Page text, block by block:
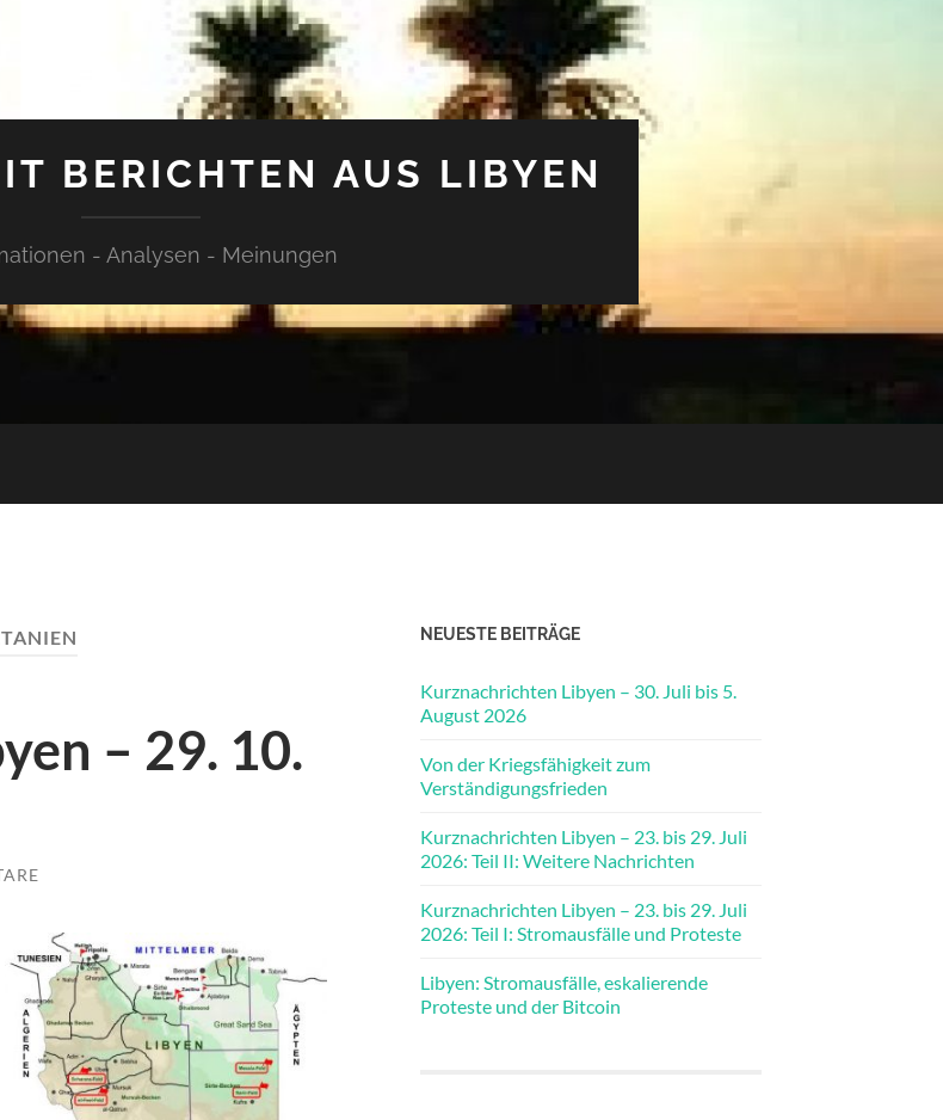
BERICHTEN AUS LIBYEN
- Analysen - Meinungen
– 29. 10.
NEUESTE BEITRÄGE
Kurznachrichten Libyen – 30. Juli bis 5.
August 2026
Von der Kriegsfähigkeit zum
Verständigungsfrieden
Kurznachrichten Libyen – 23. bis 29. Juli
2026: Teil II: Weitere Nachrichten
Kurznachrichten Libyen – 23. bis 29. Juli
2026: Teil I: Stromausfälle und Proteste
Libyen: Stromausfälle, eskalierende
Proteste und der Bitcoin